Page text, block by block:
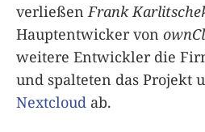
verließen Frank
Hauptentwicker von
weitere Entwickler die
und spalteten das Projekt
Nextcloud ab.